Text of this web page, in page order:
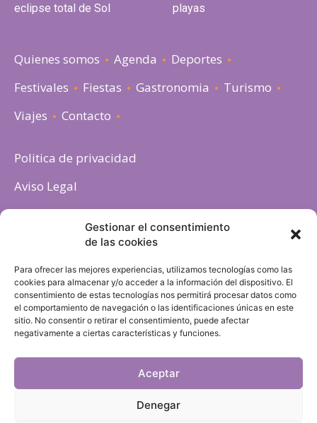
Gestionar el consentimiento
de las cookies
Para ofrecer las mejores experiencias, utilizamos tecnologías como las
cookies para almacenar y/o acceder a la información del dispositivo. El
consentimiento de estas tecnologías nos permitirá procesar datos como
el comportamiento de navegación o las identificaciones únicas en este
sitio. No consentir o retirar el consentimiento, puede afectar
negativamente a ciertas características y funciones.
Aceptar
Denegar
eclipse total de Sol
playas
Quienes somos Agenda
Deportes
Festivales
Fiestas Gastronomia
Turismo
Viajes
Contacto
Politica de privacidad
Aviso Legal
Política de cookies